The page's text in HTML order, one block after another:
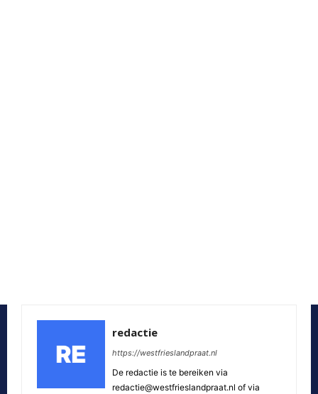
redactie
https://westfrieslandpraat.nl
De redactie is te bereiken via
redactie@westfrieslandpraat.nl of via